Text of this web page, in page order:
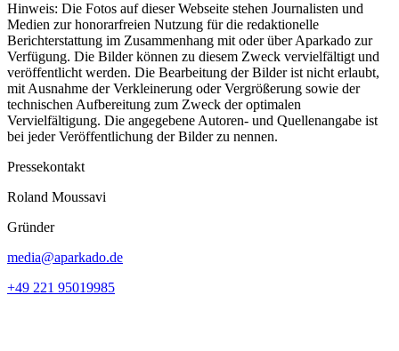
Hinweis: Die Fotos auf dieser Webseite stehen Journalisten und
Medien zur honorarfreien Nutzung für die redaktionelle
Berichterstattung im Zusammenhang mit oder über Aparkado zur
Verfügung. Die Bilder können zu diesem Zweck vervielfältigt und
veröffentlicht werden. Die Bearbeitung der Bilder ist nicht erlaubt,
mit Ausnahme der Verkleinerung oder Vergrößerung sowie der
technischen Aufbereitung zum Zweck der optimalen
Vervielfältigung. Die angegebene Autoren- und Quellenangabe ist
bei jeder Veröffentlichung der Bilder zu nennen.
Pressekontakt
Roland Moussavi
Gründer
media@aparkado.de
+49 221 95019985